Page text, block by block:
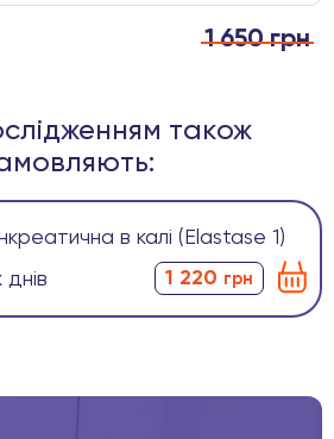
1 650 грн
також
в калі (Elastase 1)
1 220 грн